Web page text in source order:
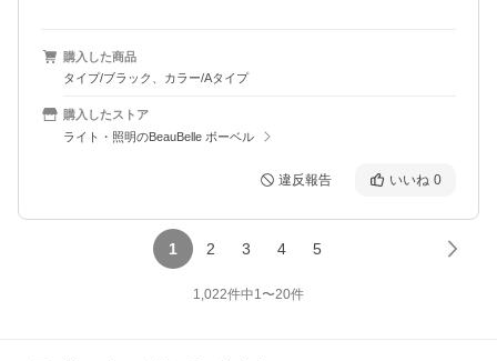
購入した商品
タイプ/ブラック、カラー/Aタイプ
購入したストア
ライト・照明のBeauBelle ボーベル
違反報告 いいね 0
1 2 3 4 5
1,022件中1〜20件